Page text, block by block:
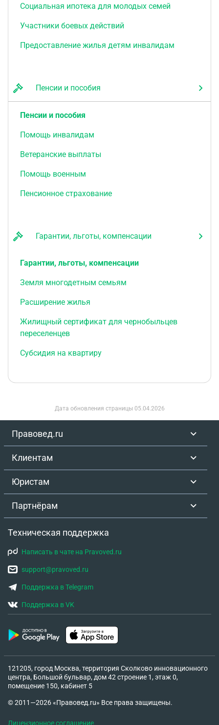
Социальная ипотека для молодых семей
Участники боевых действий
Предоставление жилья детям инвалидам
Пенсии и пособия
Пенсии и пособия
Помощь инвалидам
Ветеранские выплаты
Помощь военным
Пенсионное страхование
Гарантии, льготы, компенсации
Гарантии, льготы, компенсации
Земля многодетным семьям
Расширение жилья
Жилищный сертификат для чернобыльцев
переселенцев
Субсидия на квартиру
Дата обновления страницы 05.04.2026
Правовед.ru
Клиентам
Юристам
Партнёрам
Техническая поддержка
Написать в чате на Pravoved.ru
support@pravoved.ru
Поддержка в Telegram
Поддержка в VK
121205, город Москва, территория Сколково инновационного
центра, Большой бульвар, дом 42 строение 1, этаж 0,
помещение 150, кабинет 5
© 2011—2026 «Правовед.ru» Все права защищены.
Лицензионное соглашение